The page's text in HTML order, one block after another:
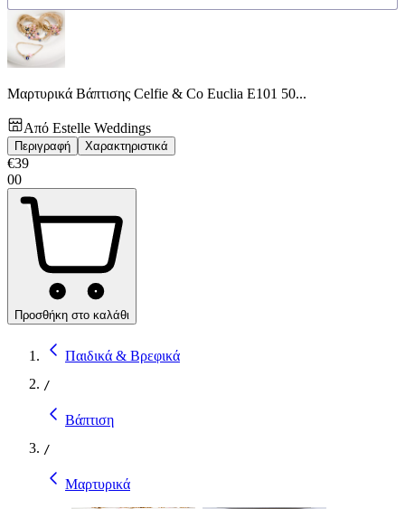
Μαρτυρικά Βάπτισης Celfie & Co Euclia E101 50...
Από Estelle Weddings
Περιγραφή Χαρακτηριστικά
€39
00
Προσθήκη στο καλάθι
Παιδικά & Βρεφικά
/
Βάπτιση
/
Μαρτυρικά